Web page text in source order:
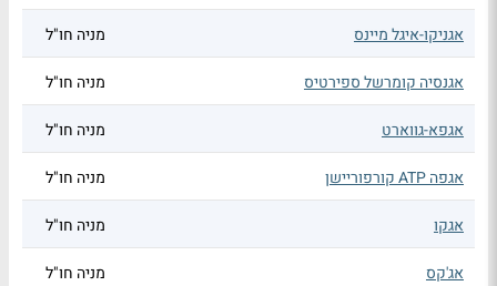
אגניקו-איגל מיינס מניה חו"ל
אגנסיה קומרשל ספירטיס מניה חו"ל
אגפא-גווארט מניה חו"ל
אגפה ATP קורפוריישן מניה חו"ל
אגקו מניה חו"ל
אג'קס מניה חו"ל